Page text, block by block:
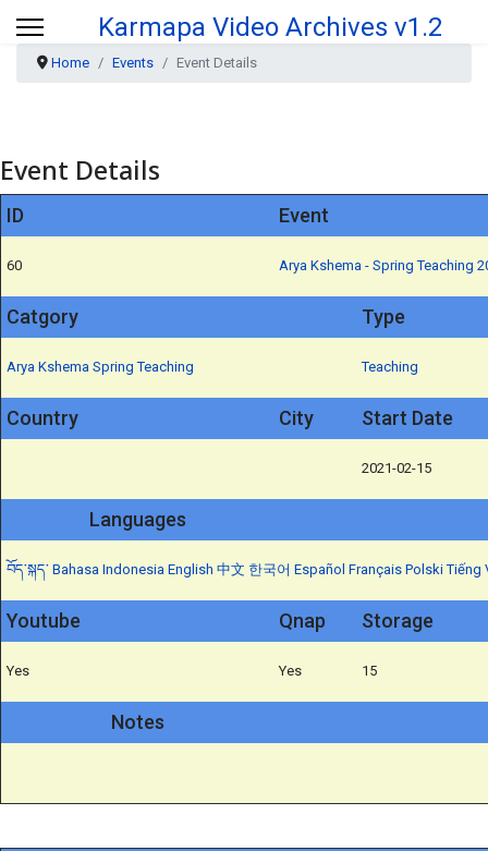
Karmapa Video Archives v1.2
Home Events Event Details
Event Details
ID Event
60 Arya Kshema - Spring Teaching
Catgory Type
Arya Kshema Spring Teaching Teaching
Country City Start Date
2021-02-15
Languages
བོད་སྐད་ Bahasa Indonesia English 中文 한국어 Español Français Polski Tiếng
Youtube Qnap Storage
Yes Yes 15
Notes